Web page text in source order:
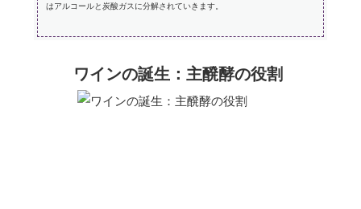
はアルコールと炭酸ガスに分解されていきます。
ワインの誕生：主醗酵の役割